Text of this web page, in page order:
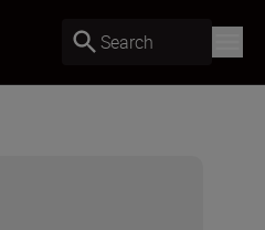
Search